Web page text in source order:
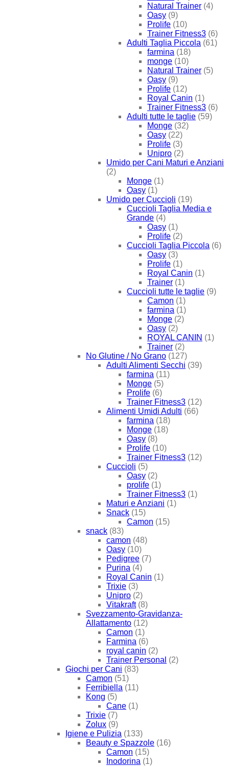
Natural Trainer (4)
Oasy (9)
Prolife (10)
Trainer Fitness3 (6)
Adulti Taglia Piccola (61)
farmina (18)
monge (10)
Natural Trainer (5)
Oasy (9)
Prolife (12)
Royal Canin (1)
Trainer Fitness3 (6)
Adulti tutte le taglie (59)
Monge (32)
Oasy (22)
Prolife (3)
Unipro (2)
Umido per Cani Maturi e Anziani
(2)
Monge (1)
Oasy (1)
Umido per Cuccioli (19)
Cuccioli Taglia Media e
Grande (4)
Oasy (1)
Prolife (2)
Cuccioli Taglia Piccola (6)
Oasy (3)
Prolife (1)
Royal Canin (1)
Trainer (1)
Cuccioli tutte le taglie (9)
Camon (1)
farmina (1)
Monge (2)
Oasy (2)
ROYAL CANIN (1)
Trainer (2)
No Glutine / No Grano (127)
Adulti Alimenti Secchi (39)
farmina (11)
Monge (5)
Prolife (6)
Trainer Fitness3 (12)
Alimenti Umidi Adulti (66)
farmina (18)
Monge (18)
Oasy (8)
Prolife (10)
Trainer Fitness3 (12)
Cuccioli (5)
Oasy (2)
prolife (1)
Trainer Fitness3 (1)
Maturi e Anziani (1)
Snack (15)
Camon (15)
snack (83)
camon (48)
Oasy (10)
Pedigree (7)
Purina (4)
Royal Canin (1)
Trixie (3)
Unipro (2)
Vitakraft (8)
Svezzamento-Gravidanza-
Allattamento (12)
Camon (1)
Farmina (6)
royal canin (2)
Trainer Personal (2)
Giochi per Cani (83)
Camon (51)
Ferribiella (11)
Kong (5)
Cane (1)
Trixie (7)
Zolux (9)
Igiene e Pulizia (133)
Beauty e Spazzole (16)
Camon (15)
Inodorina (1)